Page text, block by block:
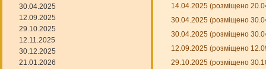
30.04.2025
12.09.2025
29.10.2025
12.11.2025
30.12.2025
21.01.2026
14.04.2025 (розміщено
30.04.2025 (розміщено
30.04.2025 (розміщено
12.09.2025 (розміщено
29.10.2025 (розміщено